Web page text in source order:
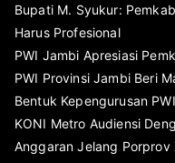
Bupati M. Syukur:
Harus Profesional
PWI Jambi Apresiasi
PWI Provinsi Jambi Beri
Bentuk Kepengurusan
KONI Metro Audiensi
Anggaran Jelang Porprov